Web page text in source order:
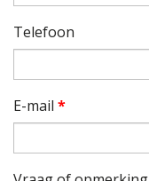
Telefoon
E-mail *